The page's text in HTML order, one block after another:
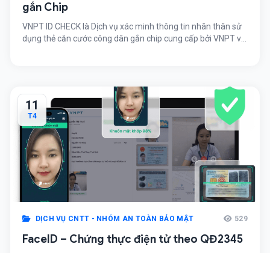
gắn Chip
VNPT ID CHECK là Dịch vụ xác minh thông tin nhân thân sử
dụng thẻ căn cước công dân gắn chip cung cấp bởi VNPT và
qua cơ sở dữ liệu dân cư quốc gia.
11
T4
DỊCH VỤ CNTT - NHÓM AN TOÀN BẢO MẬT 529
FaceID – Chứng thực điện tử theo QĐ2345